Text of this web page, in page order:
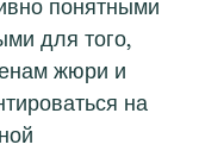
понятными
для того,
жюри и
на